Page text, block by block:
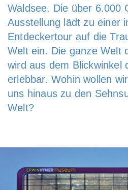
Waldsee. Die über 6.000
Ausstellung lädt zu einer
Entdeckertour auf die
Welt ein. Die ganze Welt
wird aus dem Blickwinkel
erlebbar. Wohin wollen
uns hinaus zu den
Welt?